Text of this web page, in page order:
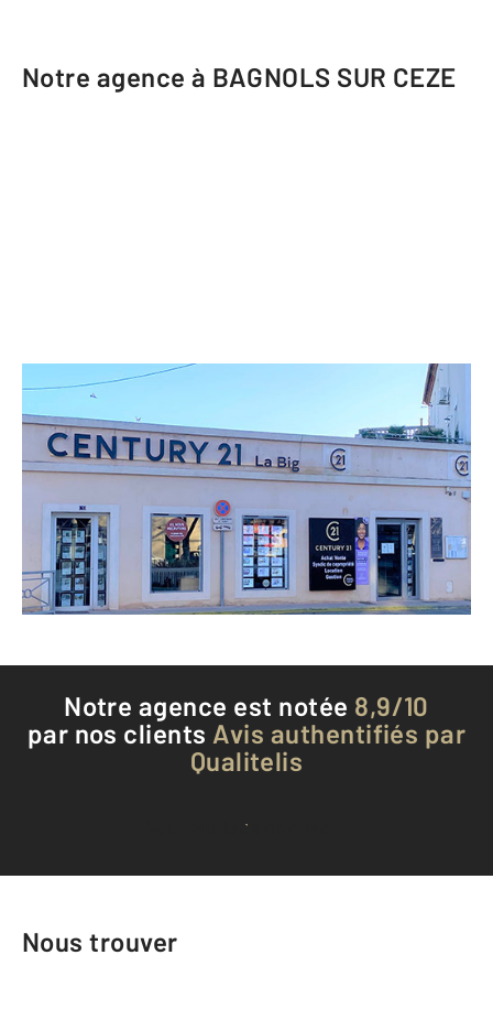
Notre agence à BAGNOLS SUR CEZE
1 avenue Jean Perrin
BAGNOLS SUR CEZE - 30200
Envoyer un message
Téléphoner à l'agence
Notre agence est notée 8,9/10
par nos clients Avis authentifiés par
Qualitelis
Voir tous les avis clients
Nous trouver